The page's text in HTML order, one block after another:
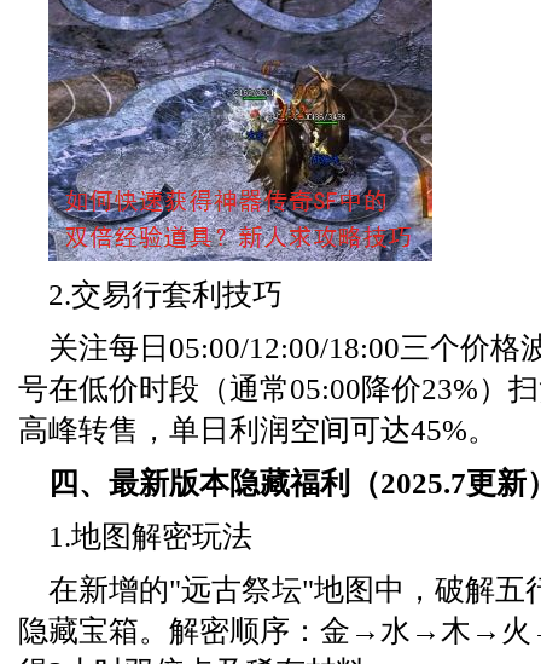
2.交易行套利技巧
关注每日05:00/12:00/18:00三个价格
号在低价时段（通常05:00降价23%）
高峰转售，单日利润空间可达45%。
四、最新版本隐藏福利（2025.7更新
1.地图解密玩法
在新增的"远古祭坛"地图中，破解五
隐藏宝箱。解密顺序：金→水→木→火